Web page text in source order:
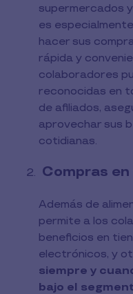
supermercados
es
hacer sus
rápida y
colaboradores
reconocidas en
de afiliados,
aprovechar sus
cotidianas.
Compras
Además de
permite a los
beneficios en
electrónicos, y
siempre y
bajo el